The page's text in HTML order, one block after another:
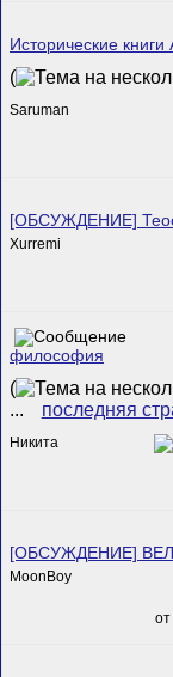
Исторические
(
Saruman
[ОБСУЖДЕНИЕ]
Xurremi
философия
(
...
последняя
Никита
[ОБСУЖДЕНИЕ]
MoonBoy
от